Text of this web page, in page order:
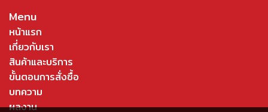
Menu
หน้าแรก
เกี่ยวกับเรา
สินค้าและบริการ
ขั้นตอนการสั่งซื้อ
บทความ
ผลงาน